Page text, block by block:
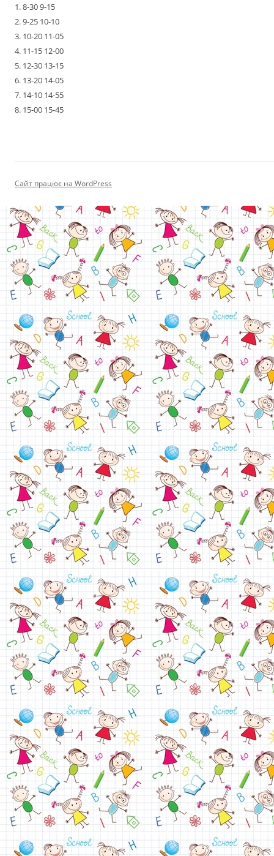
1. 8-30 9-15
2. 9-25 10-10
3. 10-20 11-05
4. 11-15 12-00
5. 12-30 13-15
6. 13-20 14-05
7. 14-10 14-55
8. 15-00 15-45
Сайт працює на WordPress